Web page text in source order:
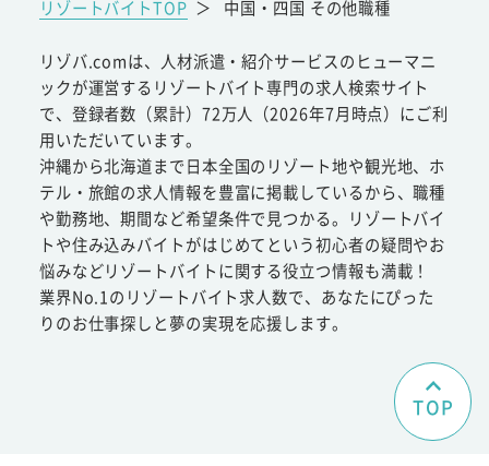
リゾートバイトTOP ＞ 中国・四国 その他職種
リゾバ.comは、人材派遣・紹介サービスのヒューマニ
ックが運営するリゾートバイト専門の求人検索サイト
で、登録者数（累計）72万人（2026年7月時点）にご利
用いただいています。
沖縄から北海道まで日本全国のリゾート地や観光地、ホ
テル・旅館の求人情報を豊富に掲載しているから、職種
や勤務地、期間など希望条件で見つかる。リゾートバイ
トや住み込みバイトがはじめてという初心者の疑問やお
悩みなどリゾートバイトに関する役立つ情報も満載！
業界No.1のリゾートバイト求人数で、あなたにぴった
りのお仕事探しと夢の実現を応援します。
TOP